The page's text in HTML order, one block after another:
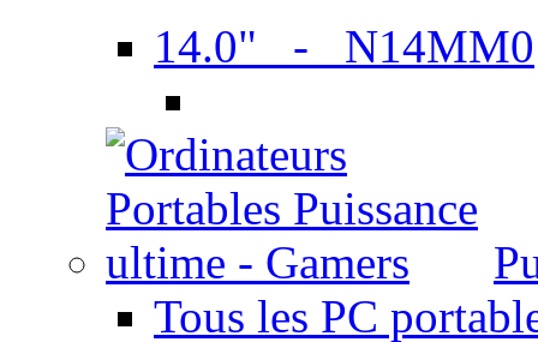
14.0" - N14MM0
Tous les PC